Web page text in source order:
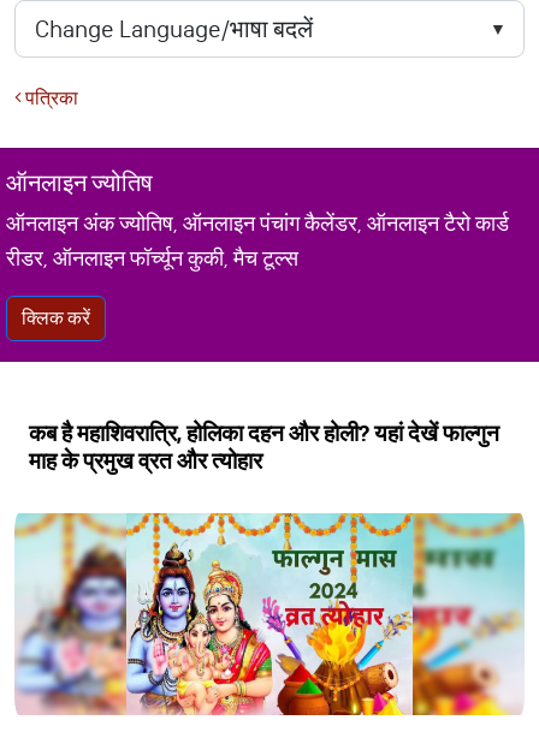
पत्रिका
ऑनलाइन ज्योतिष
ऑनलाइन अंक ज्योतिष, ऑनलाइन पंचांग कैलेंडर, ऑनलाइन टैरो कार्ड
रीडर, ऑनलाइन फॉर्च्यून कुकी, मैच टूल्स
क्लिक करें
कब है महाशिवरात्रि, होलिका दहन और होली? यहां देखें फाल्गुन
माह के प्रमुख व्रत और त्योहार